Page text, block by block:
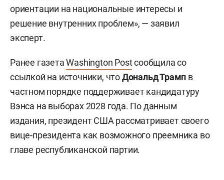
ориентации на национальные интересы и
решение внутренних проблем», — заявил
эксперт.
Ранее газетаWashington Postсообщила со
ссылкой на источники, чтоДональд Трамп в
частном порядке поддерживает кандидатуру
Вэнса на выборах 2028 года. По данным
издания, президент США рассматривает своего
вице-президента как возможного преемника во
главе республиканской партии.